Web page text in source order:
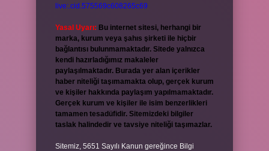
live:.cid.575569c608265c69
Yasal Uyarı: Bu internet sitesi, herhangi bir
marka, kurum veya şahıs şirketi ile hiçbir
bağlantısı bulunmamaktadır. Sitede yalnızca
kendi hazırladığımız makaleler
paylaşılmaktadır. Burada yer alan içerikler
haber niteliği taşımamakta olup, gerçek kurum
ve kişiler hakkında paylaşım yapılmamaktadır.
Gerçek kurum ve kişiler ile isim benzerlikleri
tamamen tesadüfidir. Sitemizdeki bilgiler
taslak halindedir ve tavsiye niteliği taşımazlar.
Sitemiz, 5651 Sayılı Kanun gereğince Bilgi